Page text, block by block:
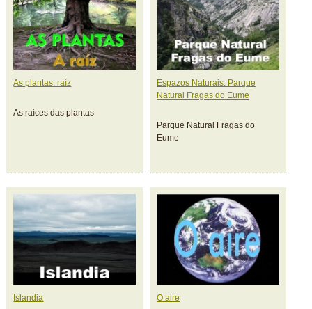
As plantas: raíz
As raíces das plantas
Espazos Naturais: Parque
Natural Fragas do Eume
Parque Natural Fragas do
Eume
Islandia O aire